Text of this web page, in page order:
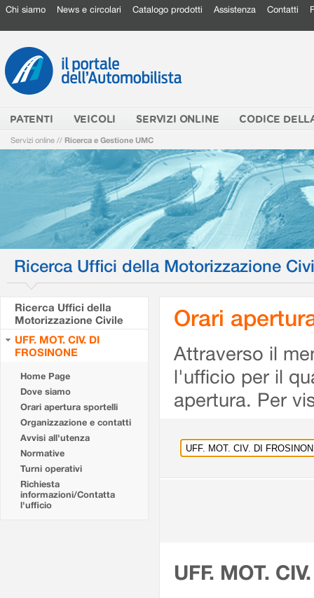
Chi siamo News e circolari Catalogo prodotti Assistenza Contatti
PATENTI VEICOLI SERVIZI ONLINE CODICE
Servizi online // Ricerca e Gestione UMC
Ricerca Uffici della Motorizzazione
Ricerca Uffici della
Motorizzazione Civile
UFF. MOT. CIV. DI
FROSINONE
Home Page
Dove siamo
Orari apertura sportelli
Organizzazione e contatti
Avvisi all'utenza
Normative
Turni operativi
Richiesta
informazioni/Contatta
l'ufficio
Orari
Attraverso il
l'ufficio per il
apertura. Per
UFF. MOT.